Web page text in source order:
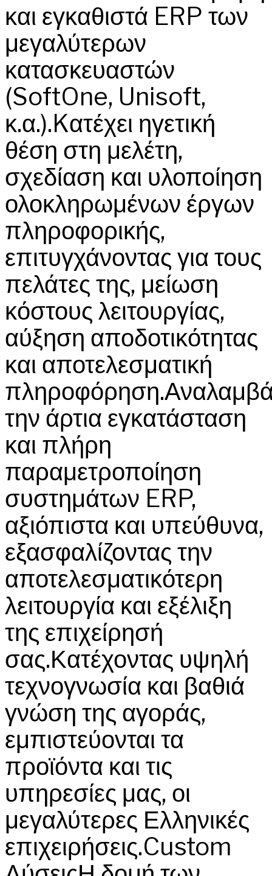
και εγκαθιστά ERP των
μεγαλύτερων
κατασκευαστών
(SoftOne, Unisoft,
κ.α.).Kατέχει ηγετική
θέση στη μελέτη,
σχεδίαση και υλοποίηση
ολοκληρωμένων έργων
πληροφορικής,
επιτυγχάνοντας για τους
πελάτες της, μείωση
κόστους λειτουργίας,
αύξηση αποδοτικότητας
και αποτελεσματική
την άρτια εγκατάσταση
και πλήρη
παραμετροποίηση
συστημάτων ERP,
αξιόπιστα και υπεύθυνα,
εξασφαλίζοντας την
αποτελεσματικότερη
λειτουργία και εξέλιξη
της επιχείρησή
σας.Κατέχοντας υψηλή
τεχνογνωσία και βαθιά
γνώση της αγοράς,
εμπιστεύονται τα
προϊόντα και τις
υπηρεσίες μας, οι
μεγαλύτερες Ελληνικές
επιχειρήσεις.Custom